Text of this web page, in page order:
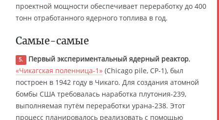
проектной мощности обеспечивает переработку до 400
тонн отработанного ядерного топлива в год.
Самые-самые
5. Первый экспериментальный ядерный реактор,
«Чикагская поленница-1» (Chicago pile, CP-1), был
построен в 1942 году в Чикаго. Для создания атомной
бомбы США требовалась наработка плутония-239,
выполняемая путём переработки урана-238. Этот
процесс планировалось реализовать с помощью